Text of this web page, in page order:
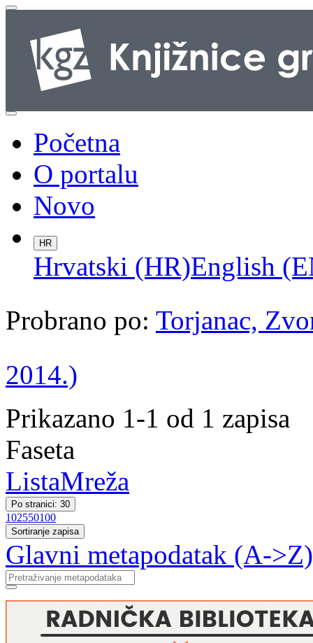
Početna
O portalu
Novo
HR
Hrvatski (HR)English
Probrano po: Torjanac,
2014.)
Prikazano 1-1 od 1 zapisa
Faseta
ListaMreža
Po stranici: 30
102550100
Sortiranje zapisa
Glavni metapodatak (A->Z)